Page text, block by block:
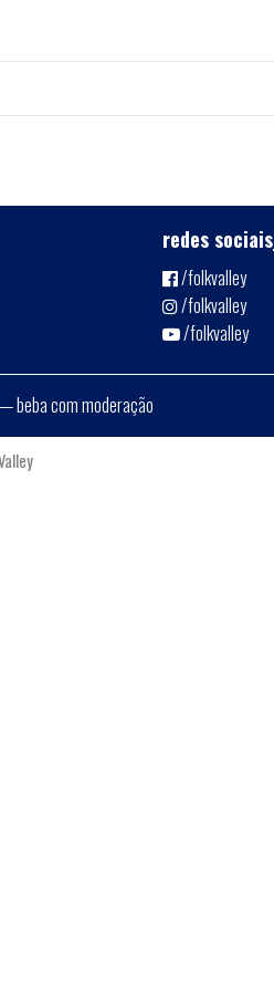
redes sociais_
/folkvalley
/folkvalley
/folkvalley
beba com moderação